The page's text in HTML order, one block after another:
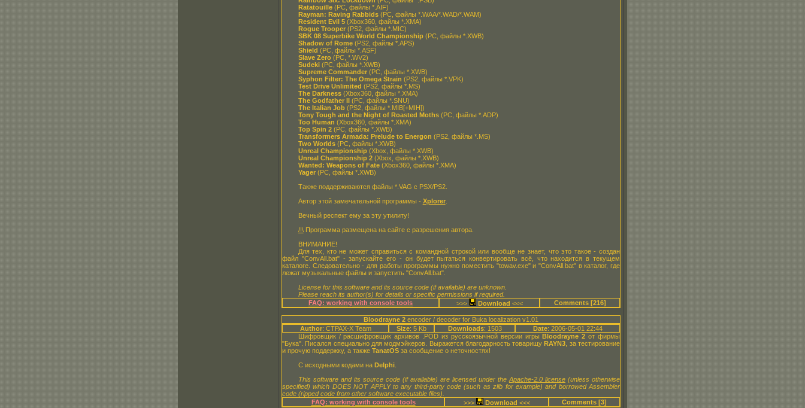
Ratatouille(PC, файлы *.AIF)
Rayman: Raving Rabbids(PC, файлы *.WAA/*.WAD/*.WAM)
Resident Evil 5(Xbox360, файлы *.XMA)
Rogue Trooper(PS2, файлы *.MIC)
SBK 08 Superbike World Championship(PC, файлы *.XWB)
Shadow of Rome(PS2, файлы *.APS)
Shield (PC, файлы *.ASF)
Slave Zero(PC, *.WV2)
Sudeki(PC, файлы *.XWB)
Supreme Commander(PC, файлы *.XWB)
Syphon Filter: The Omega Strain (PS2, файлы *.VPK)
Test Drive Unlimited (PS2, файлы *.MS)
The Darkness(Xbox360, файлы *.XMA)
The Godfather II(PC, файлы *.SNU)
The Italian Job(PS2, файлы *.MIB[+MIH])
Tony Tough and the Night of Roasted Moths(PC, файлы *.ADP)
Too Human (Xbox360, файлы *.XMA)
Top Spin 2(PC, файлы *.XWB)
Transformers Armada: Prelude to Energon (PS2, файлы *.MS)
Two Worlds(PC, файлы *.XWB)
Unreal Championship(Xbox, файлы *.XWB)
Unreal Championship 2(Xbox, файлы *.XWB)
Wanted: Weapons of Fate(Xbox360, файлы *.XMA)
Yager(PC, файлы *.XWB)
Также поддерживаются файлы *.VAG с PSX/PS2.
Автор этой замечательной программы - Xplorer.
Вечный респект ему за эту утилиту!
/!\Программа размещена на сайте с разрешения автора.
ВНИМАНИЕ!
Для тех, кто не может справиться с командной строкой или вообще не знает, что это такое - создан
файл "ConvAll.bat" - запускайте его - он будет пытаться конвертировать всё, что находится в текущем
каталоге. Следовательно - для работы программы нужно поместить "towav.exe" и "ConvAll.bat" в каталог, где
лежат музыкальные файлы и запустить "ConvAll.bat".
License for this software and its source code (if available) are unknown.
Please reach its author(s) for details or specific permissions if required.
FAQ: working with console tools
>>> <<< Comments [216]
Bloodrayne 2 encoder / decoder for Buka localization v1.01
Author: CTPAX-X Team Size: 5 Kb Downloads: 1503 Date: 2006-05-01 22:44
Шифровщик / расшифровщик архивов .POD из русскоязычной версии игрыBloodrayne 2 от фирмы
"Бука". Писался специально для модмэйкеров. Выражется благодарность товарищуRAYN3 , за тестирование
и прочую поддержку, а также TanatOS за сообщение о неточностях!
С исходными кодами на Delphi.
This software and its source code (if available) are licensed under the Apache-2.0 license(unless otherwise
specified) which DOES NOT APPLY to any third-party code (such as zlib for example) and borrowed Assembler
code (ripped code from other software executable files).
FAQ: working with console tools
>>> <<< Comments [3]